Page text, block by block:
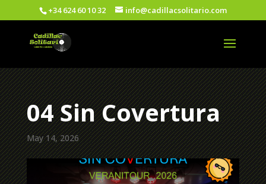
+34 624 60 10 32 info@cadillacsolitario.com
04 Sin Covertura
May 14, 2026